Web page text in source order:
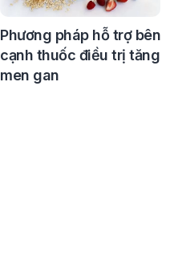
Phương pháp hỗ trợ bên
cạnh thuốc điều trị tăng
men gan